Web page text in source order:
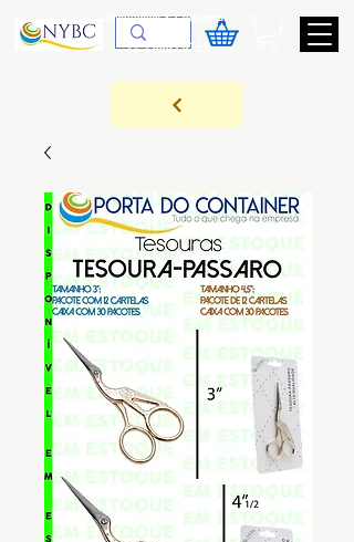
Devoluções & Cobrança
11-9-3089-3144